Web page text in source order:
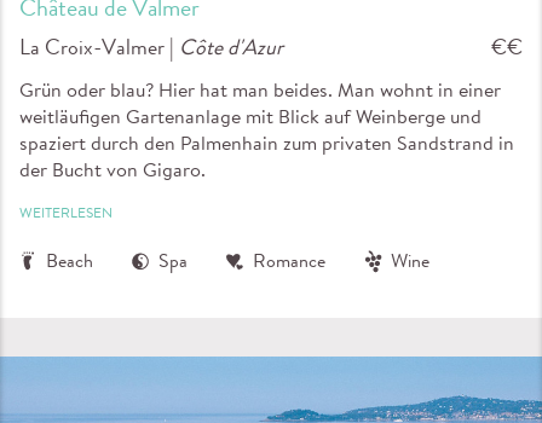
Château de Valmer
La Croix-Valmer | Côte d'Azur €€
Grün oder blau? Hier hat man beides. Man wohnt in einer
weitläufigen Gartenanlage mit Blick auf Weinberge und
spaziert durch den Palmenhain zum privaten Sandstrand in
der Bucht von Gigaro.
WEITERLESEN
Beach Spa Romance Wine